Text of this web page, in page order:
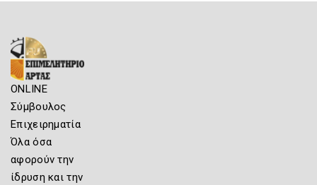
ONLINE
Σύμβουλος
Επιχειρηματία
Όλα όσα
αφορούν την
ίδρυση και την